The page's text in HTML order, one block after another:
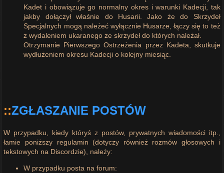
Kadet i obowiązuje go normalny okres i warunki Kadecji, tak
jakby dołączył właśnie do Husarii. Jako że do Skrzydeł
Specjalnych mogą należeć wyłącznie Husarze, łączy się to też
z wydaleniem ukaranego ze skrzydeł do których należał.
Otrzymanie Pierwszego Ostrzeżenia przez Kadeta, skutkuje
wydłużeniem okresu Kadecji o kolejny miesiąc.
::ZGŁASZANIE POSTÓW
W przypadku, kiedy któryś z postów, prywatnych wiadomości itp.,
łamie poniższy regulamin (dotyczy również rozmów głosowych i
tekstowych na Discordzie), należy:
W przypadku posta na forum: